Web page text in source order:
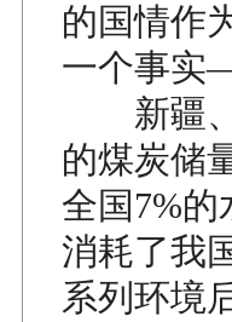
的国情作
一个事实
新疆、
的煤炭储
全国7%
消耗了我
系列环境